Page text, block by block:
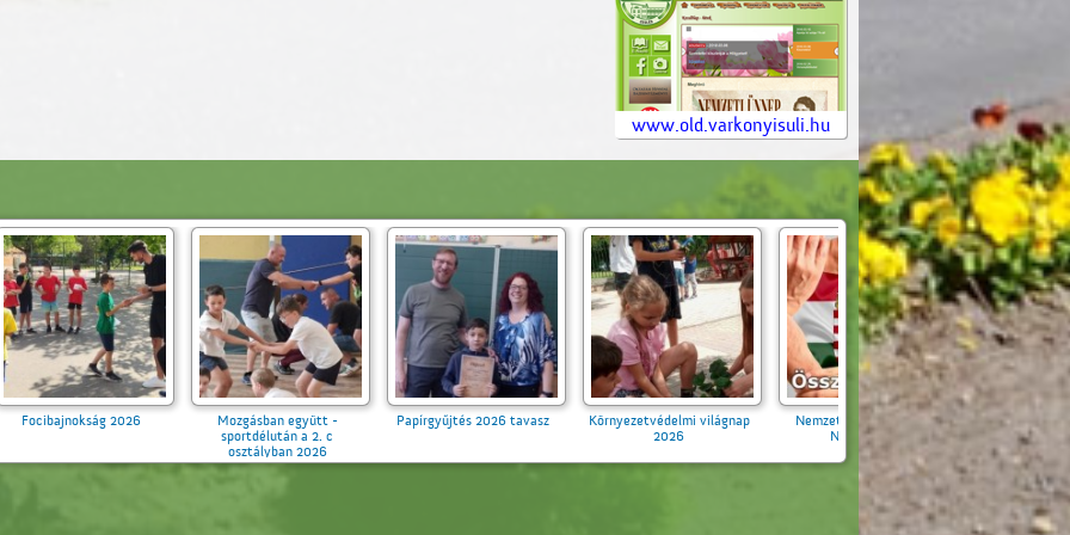
www.old.varkonyisuli.hu
együtt -
Papírgyűjtés 2026 tavasz
Környezetvédelmi világnap
Nemzeti Összetartozás
Csuda Csikó Tanya Kirándult
a 4b 2026